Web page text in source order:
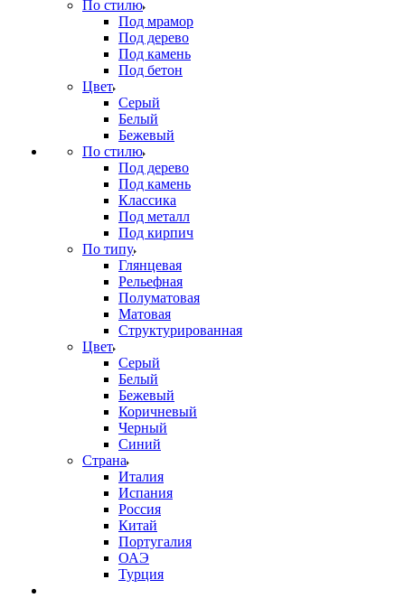
По стилю
Под мрамор
Под дерево
Под камень
Под бетон
Цвет
Серый
Белый
Бежевый
По стилю
Под дерево
Под камень
Классика
Под металл
Под кирпич
По типу
Глянцевая
Рельефная
Полуматовая
Матовая
Структурированная
Цвет
Серый
Белый
Бежевый
Коричневый
Черный
Синий
Страна
Италия
Испания
Россия
Китай
Португалия
ОАЭ
Турция